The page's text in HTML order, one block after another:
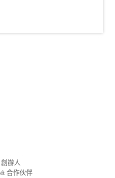
辦人
合作伙伴